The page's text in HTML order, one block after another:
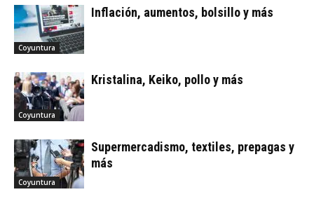
Coyuntura
Inflación, aumentos, bolsillo y más
Coyuntura
Kristalina, Keiko, pollo y más
Coyuntura
Supermercadismo, textiles, prepagas y
más